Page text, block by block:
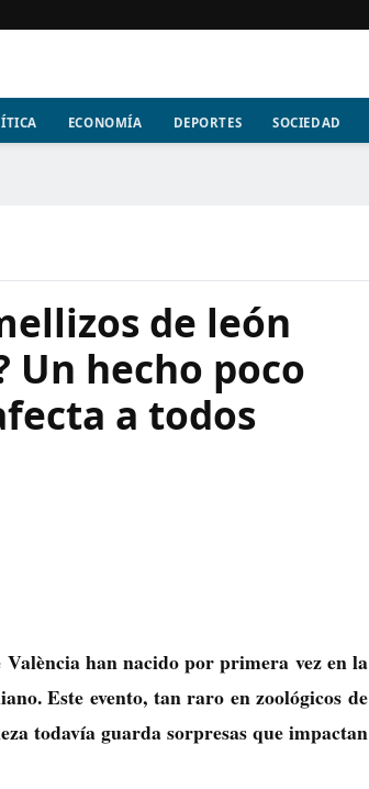
ECONOMÍA DEPORTES SOCIEDAD
de león
Un hecho poco
a todos
han nacido por primera vez en la
Este evento, tan raro en zoológicos de
todavía guarda sorpresas que impactan